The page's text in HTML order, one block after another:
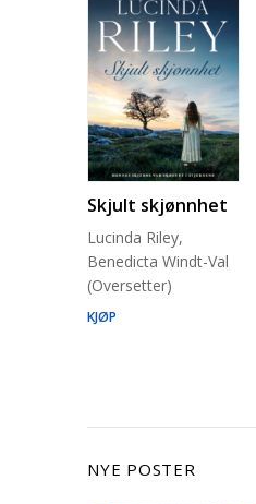
Skjult skjønnhet
Lucinda Riley,
Benedicta Windt-Val
(Oversetter)
KJØP
NYE POSTER